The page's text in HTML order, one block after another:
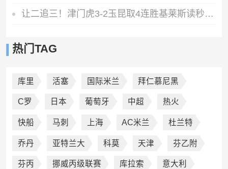
让二追三！津门虎3-2玉昆取4连胜基莱斯读秒绝杀萨尔瓦多破门
热门TAG
库里 活塞 国际米兰 拜仁慕尼黑
C罗 日本 葡萄牙 中超 热火
快船 马刺 上海 AC米兰 杜兰特
乔丹 亚特兰大 科莫 天津 芬乙附
芬丙 挪威丙级联赛 库拉索 意大利